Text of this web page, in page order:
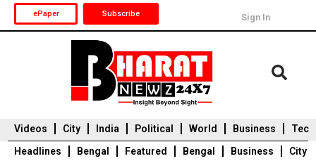
ePaper Subscribe Sign In
Videos City India Political World Business
Tech
Headlines
Bengal Featured Bengal Business City